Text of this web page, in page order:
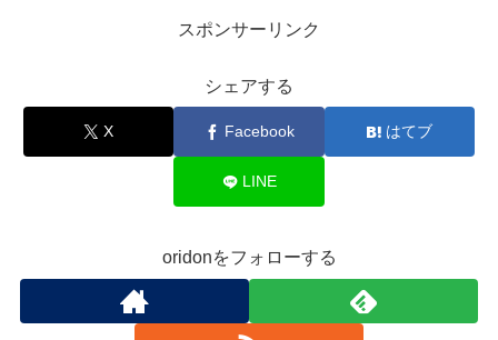
スポンサーリンク
シェアする
X Facebook はてブ
LINE
oridonをフォローする